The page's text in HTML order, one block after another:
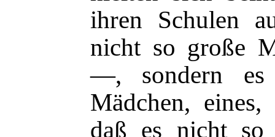
ihren Schulen
nicht so große
—, sondern
Mädchen,
daß es nichtso